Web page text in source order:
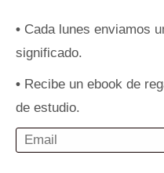
• Cada lunes enviamos
significado.
• Recibe un ebook de
de estudio.